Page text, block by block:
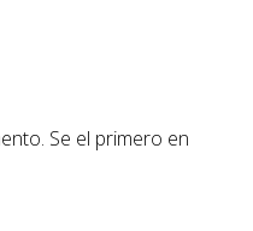
Se el primero en